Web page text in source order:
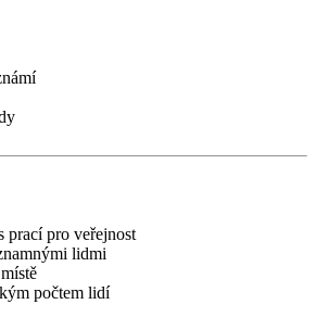
prací pro veřejnost
lidmi
počtem lidí